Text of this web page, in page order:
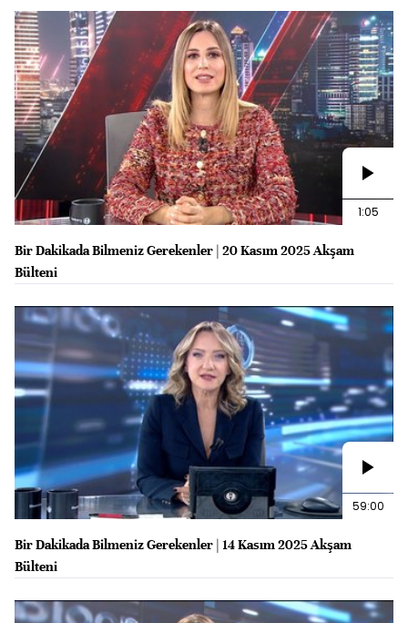
1:05
Bir Dakikada Bilmeniz Gerekenler | 20 Kasım 2025 Akşam
Bülteni
59:00
Bir Dakikada Bilmeniz Gerekenler | 14 Kasım 2025 Akşam
Bülteni